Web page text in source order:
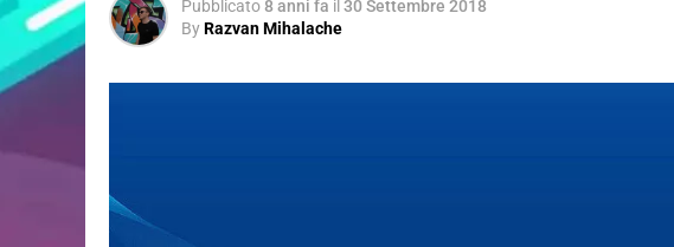
Pubblicato8 anni fa il 30 Settembre 2018
ByRazvan Mihalache